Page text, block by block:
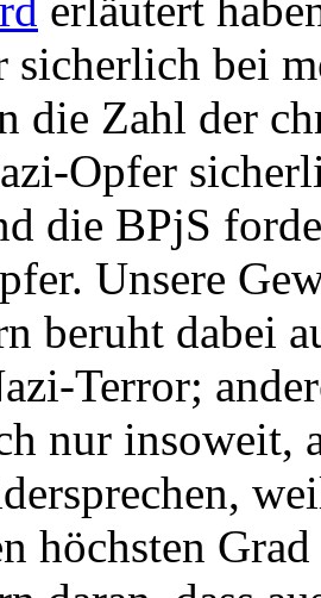
sicherlich bei
die Zahl der
Opfer
die BPjS
Unsere
beruht dabei
Terror;
nur insoweit,
höchsten